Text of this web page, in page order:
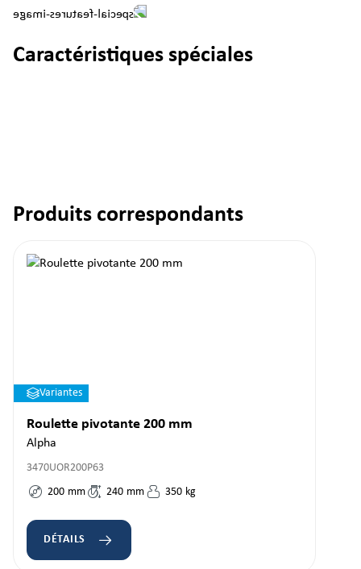
Caractéristiques spéciales
Ignorer la galerie de produits
Produits correspondants
Variantes
Roulette pivotante 200 mm
Alpha
3470UOR200P63
200 mm 240 mm 350 kg
DÉTAILS